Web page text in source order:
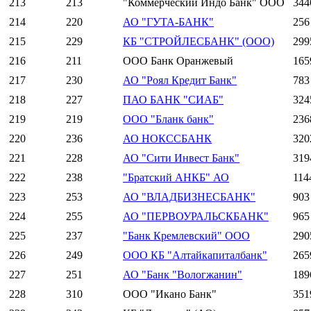
213 213 "Коммерческий Индо Банк" ООО
214
220 АО "ГУТА-БАНК"
256
215
229 КБ "СТРОЙЛЕСБАНК" (ООО)
216
211 ООО Банк Оранжевый
217
230 АО "Роял Кредит Банк"
783
218
227 ПАО БАНК "СИАБ"
219
219 ООО "Бланк банк"
220
236 АО НОКССБАНК
221
228 АО "Сити Инвест Банк"
222
238 "Братский АНКБ" АО
223
253 АО "ВЛАДБИЗНЕСБАНК"
903
224
255 АО "ПЕРВОУРАЛЬСКБАНК"
965
225
237 "Банк Кремлевский" ООО
226
249 ООО КБ "Алтайкапиталбанк"
227
251 АО "Банк "Вологжанин"
228
310 ООО "Икано Банк"